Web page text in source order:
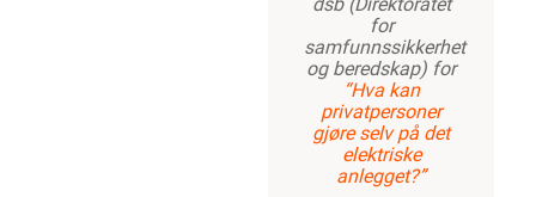
for
samfunnssikkerhet
og beredskap) for
“Hva kan
privatpersoner
gjøre selv på det
elektriske
anlegget?”